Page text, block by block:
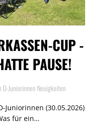
CUP -
PAUSE!
D-Juniorinnen Neuigkeiten
Juniorinnen (30.05.2026)
für ein…